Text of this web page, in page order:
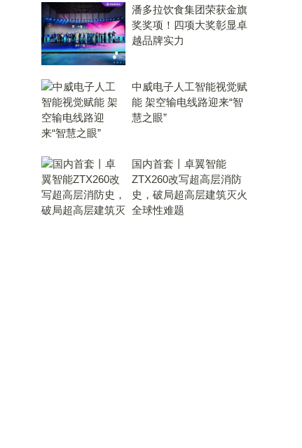
潘多拉饮食集团荣获金旗
奖奖项！四项大奖彰显卓
越品牌实力
中威电子人工智能视觉赋
能 架空输电线路迎来“智
慧之眼”
国内首套丨卓翼智能
ZTX260改写超高层消防
史，破局超高层建筑灭火
全球性难题